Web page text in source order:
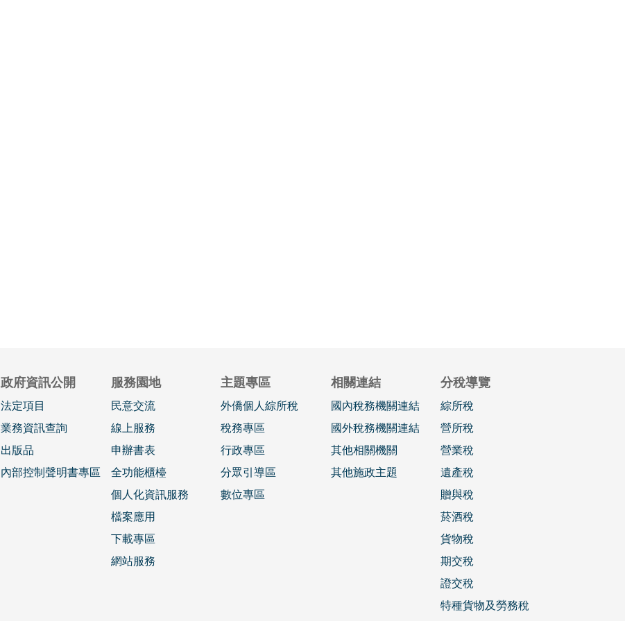
政府資訊公開
法定項目
業務資訊查詢
出版品
內部控制聲明書專區
服務園地
民意交流
線上服務
申辦書表
全功能櫃檯
個人化資訊服務
檔案應用
下載專區
網站服務
主題專區
外僑個人綜所稅
稅務專區
行政專區
分眾引導區
數位專區
相關連結
國內稅務機關連結
國外稅務機關連結
其他相關機關
其他施政主題
分稅導覽
綜所稅
營所稅
營業稅
遺產稅
贈與稅
菸酒稅
貨物稅
期交稅
證交稅
特種貨物及勞務稅